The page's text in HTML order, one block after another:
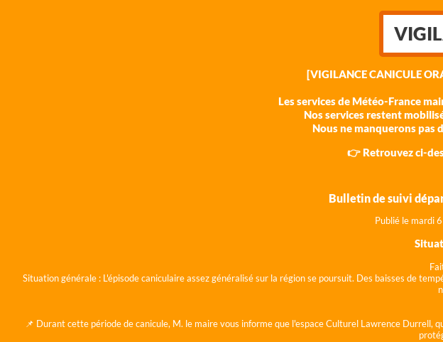
[VIGILANCE CANICULE
Les services de Météo-France
Nos services restent
Nous ne manquerons pas
👉 Retrouvez ci-
Bulletin de suivi
Publié le mardi
Situation générale : L'épisode caniculaire assez généralisé sur la région se poursuit. Des baisses de
📌 Durant cette période de canicule, M. le maire vous informe que l'espace Culturel Lawrence